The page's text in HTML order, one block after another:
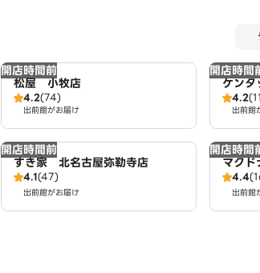
開店時間前
松屋 小牧店
4.2(74)
出前館がお届け
開店時間
ケン
倉店
4.2
出前館
開店時間前
すき家 北名古屋弥勒寺店
4.1(47)
出前館がお届け
開店時間
マク
4.4
出前館